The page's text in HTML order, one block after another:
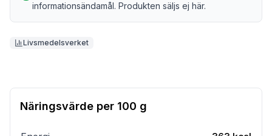
informationsändamål. Produkten säljs ej här.
Livsmedelsverket
Näringsvärde per 100 g